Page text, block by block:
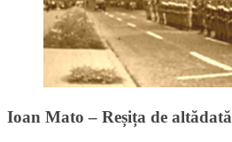
Ioan Mato – Reșița de altădată